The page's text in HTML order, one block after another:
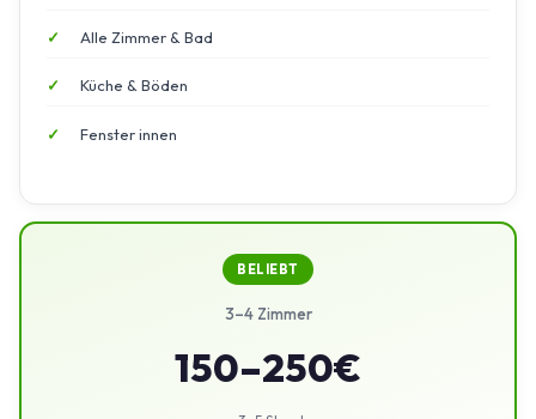
Alle Zimmer & Bad
Küche & Böden
Fenster innen
BELIEBT
3–4 Zimmer
150–250€